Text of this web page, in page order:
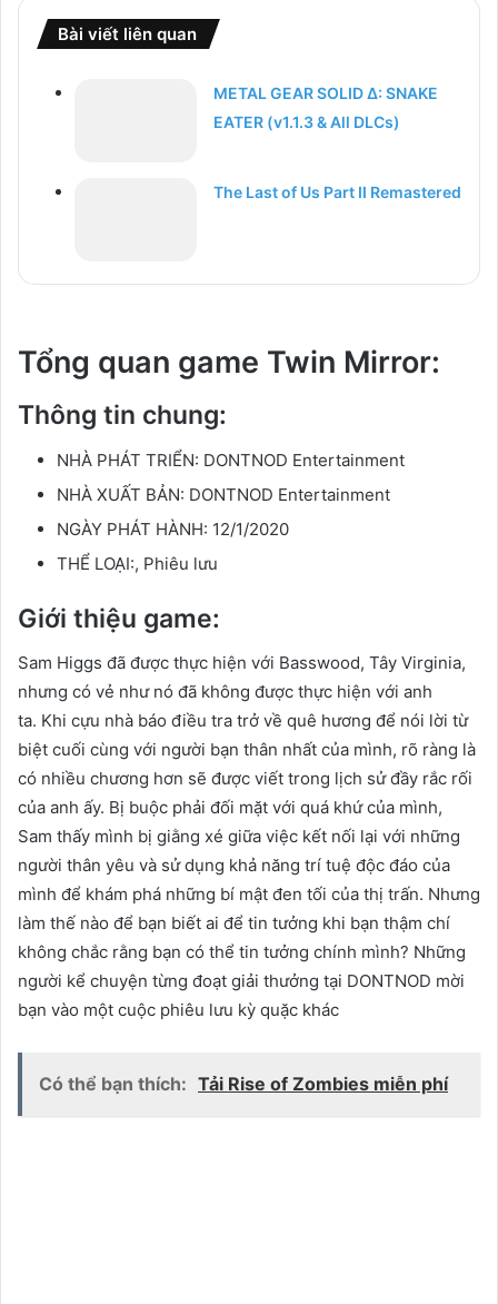
Bài viết liên quan
METAL GEAR SOLID Δ: SNAKE
EATER (v1.1.3 & All DLCs)
The Last of Us Part II Remastered
Tổng quan game Twin Mirror:
Thông tin chung:
NHÀ PHÁT TRIỂN: DONTNOD Entertainment
NHÀ XUẤT BẢN: DONTNOD Entertainment
NGÀY PHÁT HÀNH: 12/1/2020
THỂ LOẠI:, Phiêu lưu
Giới thiệu game:
Sam Higgs đã được thực hiện với Basswood, Tây Virginia,
nhưng có vẻ như nó đã không được thực hiện với anh
ta. Khi cựu nhà báo điều tra trở về quê hương để nói lời từ
biệt cuối cùng với người bạn thân nhất của mình, rõ ràng là
có nhiều chương hơn sẽ được viết trong lịch sử đầy rắc rối
của anh ấy. Bị buộc phải đối mặt với quá khứ của mình,
Sam thấy mình bị giằng xé giữa việc kết nối lại với những
người thân yêu và sử dụng khả năng trí tuệ độc đáo của
mình để khám phá những bí mật đen tối của thị trấn. Nhưng
làm thế nào để bạn biết ai để tin tưởng khi bạn thậm chí
không chắc rằng bạn có thể tin tưởng chính mình? Những
người kể chuyện từng đoạt giải thưởng tại DONTNOD mời
bạn vào một cuộc phiêu lưu kỳ quặc khác
Có thể bạn thích: Tải Rise of Zombies miễn phí